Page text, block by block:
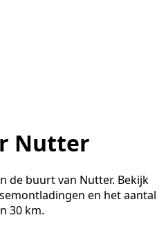
Nutter
de buurt van Nutter. Bekijk
en het aantal
30 km.